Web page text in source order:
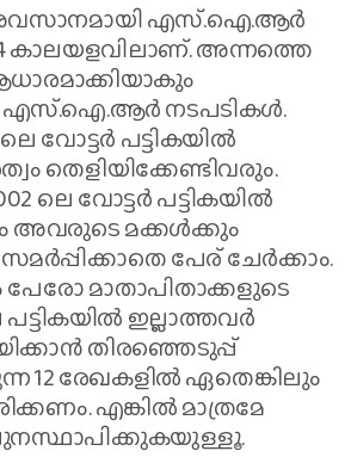
എസ്.ഐ.ആര്‍
കാലയളവിലാണ്. അന്നത്തെ
നടപടികള്‍.
വോട്ടര്‍ പട്ടികയില്‍
തെളിയിക്കേണ്ടിവരും.
ലെ വോട്ടര്‍ പട്ടികയില്‍
അവരുടെ മക്കള്‍ക്കും
പേര് ചേര്‍ക്കാം.
മാതാപിതാക്കളുടെ
ഇല്ലാത്തവര്‍
തിരഞ്ഞെടുപ്പ്
12 രേഖകളില്‍ ഏതെങ്കിലും
എങ്കില്‍ മാത്രമേ